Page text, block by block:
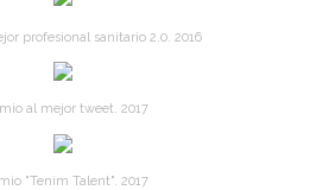
profesional sanitario 2.0. 2016
al mejor tweet. 2017
"Tenim Talent". 2017